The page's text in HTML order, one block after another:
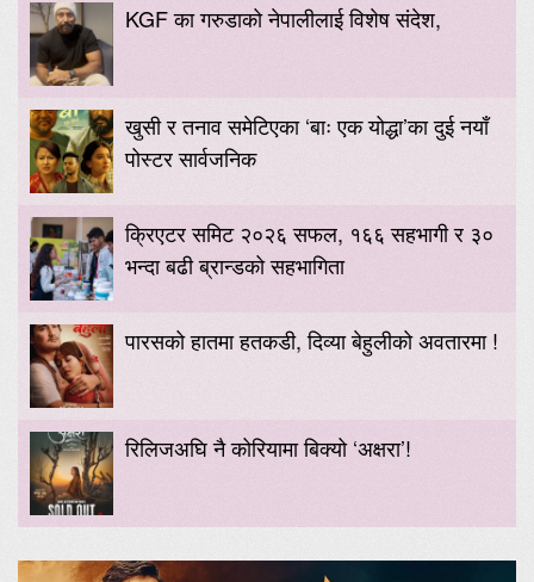
KGF का गरुडाको नेपालीलाई विशेष संदेश,
खुसी र तनाव समेटिएका ‘बाः एक योद्धा’का दुई नयाँ
पोस्टर सार्वजनिक
क्रिएटर समिट २०२६ सफल, १६६ सहभागी र ३०
भन्दा बढी ब्रान्डको सहभागिता
पारसको हातमा हतकडी, दिव्या बेहुलीको अवतारमा !
रिलिजअघि नै कोरियामा बिक्यो ‘अक्षरा’!